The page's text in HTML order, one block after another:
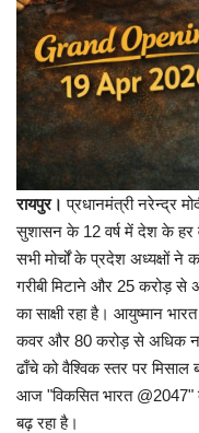
रायपुर। प्रधानमंत्री नरेन्द्र
सुशासन के 12 वर्ष में देश के हर
सभी मोर्चों के प्रदेश अध्यक्षों ने
गरीबी मिटाने और 25 करोड़ से
का साक्षी रहा है। आयुष्मान
कवर और 80 करोड़ से अधिक
ढाँचे को वैश्विक स्तर पर मिसाल
आज "विकसित भारत
बढ़ रहा है।